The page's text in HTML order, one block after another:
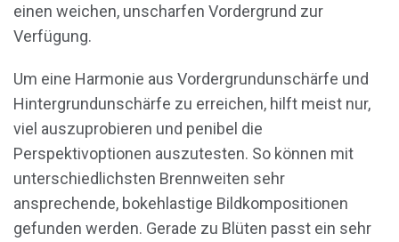
einen weichen, unscharfen Vordergrund zur
Verfügung.
Um eine Harmonie aus Vordergrundunschärfe und
Hintergrundunschärfe zu erreichen, hilft meist nur,
viel auszuprobieren und penibel die
Perspektivoptionen auszutesten. So können mit
unterschiedlichsten Brennweiten sehr
ansprechende, bokehlastige Bildkompositionen
gefunden werden. Gerade zu Blüten passt ein sehr